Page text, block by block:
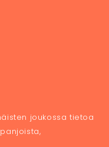
joukossa tietoa